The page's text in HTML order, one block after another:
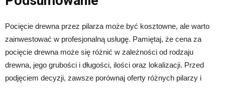
Pocięcie drewna przez pilarza może być kosztowne, ale warto
zainwestować w profesjonalną usługę. Pamiętaj, że cena za
pocięcie drewna może się różnić w zależności od rodzaju
drewna, jego grubości i długości, ilości oraz lokalizacji. Przed
podjęciem decyzji, zawsze porównaj oferty różnych pilarzy i